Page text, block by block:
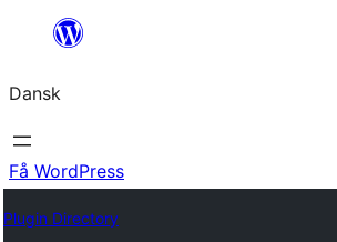
Spring
indhold
Dansk
Få WordPress
Plugin Directory